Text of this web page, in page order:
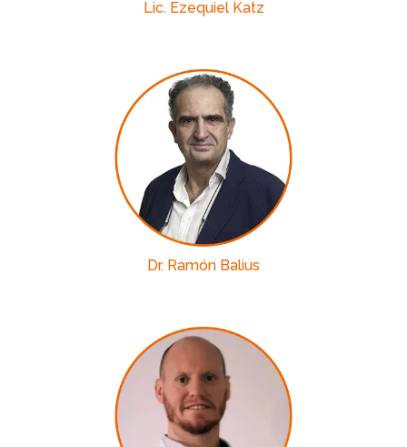
Lic. Ezequiel Katz
Dr. Ramón Balius